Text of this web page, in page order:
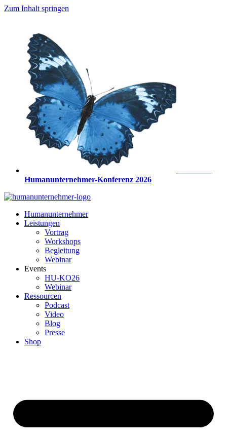
Zum Inhalt springen
Humanunternehmer-Konferenz 2026
Humanunternehmer
Leistungen
Vortrag
Workshops
Begleitung
Webinar
Events
HU-KO26
Webinar
Ressourcen
Podcast
Video
Blog
Presse
Shop